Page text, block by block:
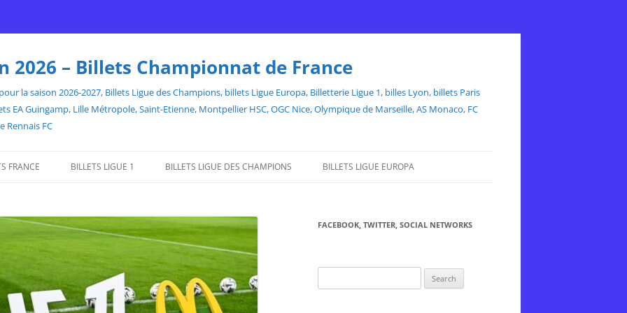
2026 – Billets Championnat de France
la saison 2026-2027, Billets Ligue des Champions, billets Ligue Europa, Billetterie Ligue 1, billes Lyon, billets Paris
EA Guingamp, Lille Métropole, Saint-Etienne, Montpellier HSC, OGC Nice, Olympique de Marseille, AS Monaco, FC
Rennais FC
FRANCE BILLETS LIGUE 1 BILLETS LIGUE DES CHAMPIONS BILLETS LIGUE EUROPA
FACEBOOK, TWITTER, SOCIAL NETWORKS
for: